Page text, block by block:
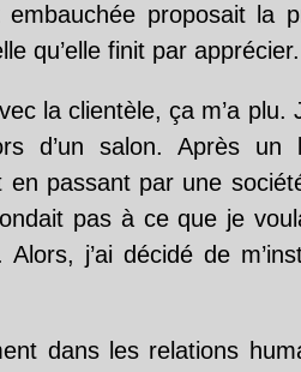
proposait la
qu’elle finit par apprécier.
la clientèle, ça m’a plu.
d’un salon. Après un
en passant par une
pas à ce que je
j’ai décidé de
dans les relations